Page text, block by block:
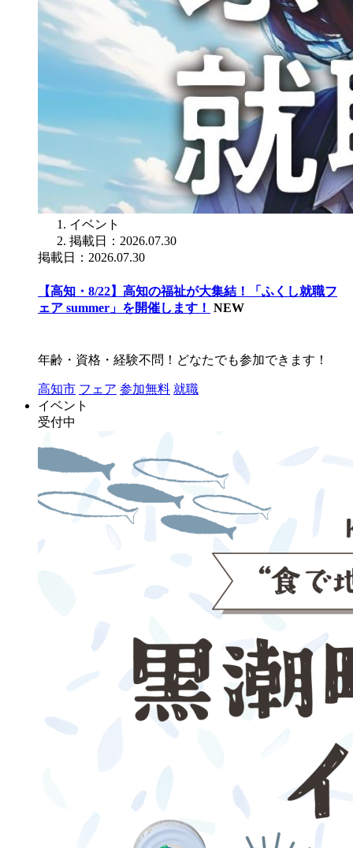
イベント
掲載日：2026.07.30
掲載日：2026.07.30
【高知・8/22】高知の福祉が大集結！「ふくし就職フ
ェア summer」を開催します！ NEW
年齢・資格・経験不問！どなたでも参加できます！
高知市 フェア 参加無料 就職
イベント
受付中